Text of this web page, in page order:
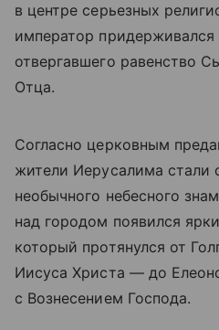
в центре серьезных
император
отвергавшего равенство
Отца.
Согласно церковным
жители Иерусалима стали
необычного небесного
над городом появился
который протянулся от
Иисуса Христа — до
с Вознесением Господа.